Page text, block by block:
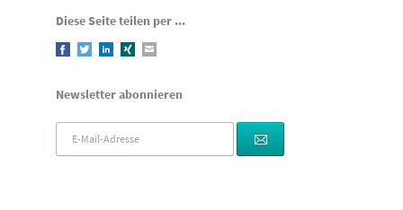
Diese Seite teilen per ...
FacebookTwitterLinkedIn
Xing
Newsletter abonnieren